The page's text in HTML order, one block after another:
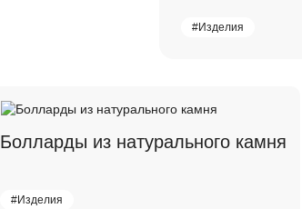
#Изделия
Болларды из натурального камня
#Изделия